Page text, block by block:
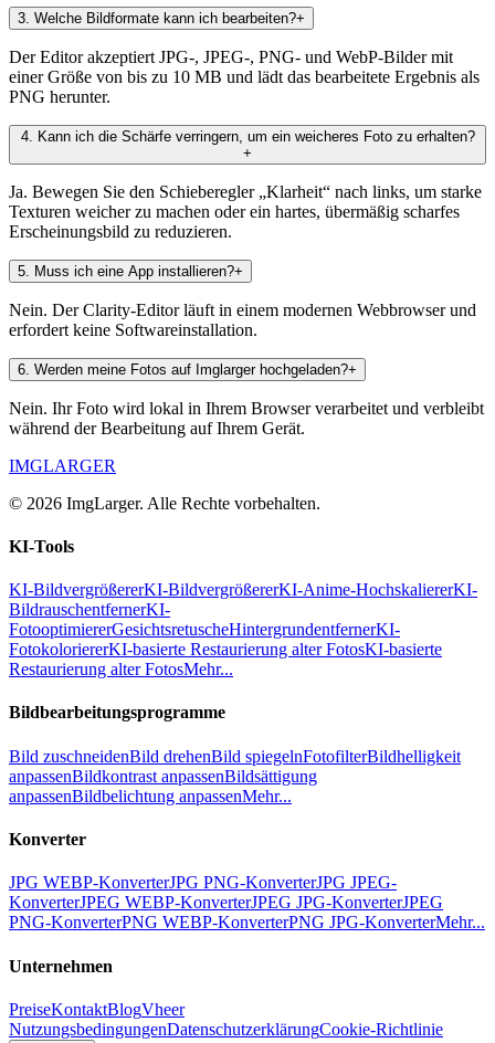
3 Welche Bildformate kann ich bearbeiten?+
Der Editor akzeptiert JPG-, JPEG-, PNG- und WebP-Bilder mit
einer Größe von bis zu 10 MB und lädt das bearbeitete Ergebnis als
PNG herunter.
4. Kann ich die Schärfe verringern, um ein weicheres Foto zu erhalten?
+
Ja. Bewegen Sie den Schieberegler „Klarheit“ nach links, um starke
Texturen weicher zu machen oder ein hartes, übermäßig scharfes
Erscheinungsbild zu reduzieren.
5 Muss ich eine App installieren?+
Nein. Der Clarity-Editor läuft in einem modernen Webbrowser und
erfordert keine Softwareinstallation.
6 Werden meine Fotos auf Imglarger hochgeladen?+
Nein. Ihr Foto wird lokal in Ihrem Browser verarbeitet und verbleibt
während der Bearbeitung auf Ihrem Gerät.
IMGLARGER
© 2026 ImgLarger. Alle Rechte vorbehalten.
KI-Tools
KI-BildvergrößererKI-BildvergrößererKI-Anime-HochskaliererKI-
BildrauschentfernerKI-
FotooptimiererGesichtsretuscheHintergrundentfernerKI-
FotokoloriererKI-basierte Restaurierung alter FotosKI-basierte
Restaurierung alter FotosMehr...
Bildbearbeitungsprogramme
Bild zuschneidenBild drehenBild spiegelnFotofilterBildhelligkeit
anpassenBildkontrast anpassenBildsättigung
anpassenBildbelichtung anpassenMehr...
Konverter
JPG WEBP-KonverterJPG PNG-KonverterJPG JPEG-
KonverterJPEG WEBP-KonverterJPEG JPG-KonverterJPEG
PNG-KonverterPNG WEBP-KonverterPNG JPG-KonverterMehr...
Unternehmen
PreiseKontaktBlogVheer
NutzungsbedingungenDatenschutzerklärungCookie-Richtlinie